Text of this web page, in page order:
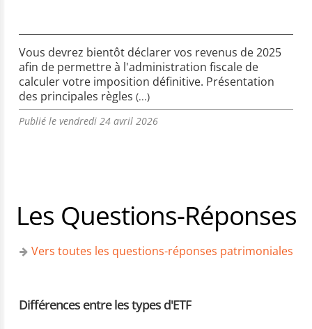
Vous devrez bientôt déclarer vos revenus de 2025
afin de permettre à l'administration fiscale de
calculer votre imposition définitive. Présentation
des principales règles (...)
Publié le vendredi 24 avril 2026
Les Questions-Réponses
Vers toutes les questions-réponses patrimoniales
Différences entre les types d'ETF